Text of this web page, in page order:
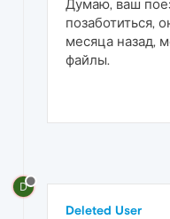
Думаю, ваш
позаботиться,
месяца назад,
файлы.
D
Deleted User